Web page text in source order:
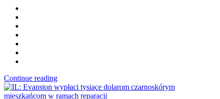
Continue reading